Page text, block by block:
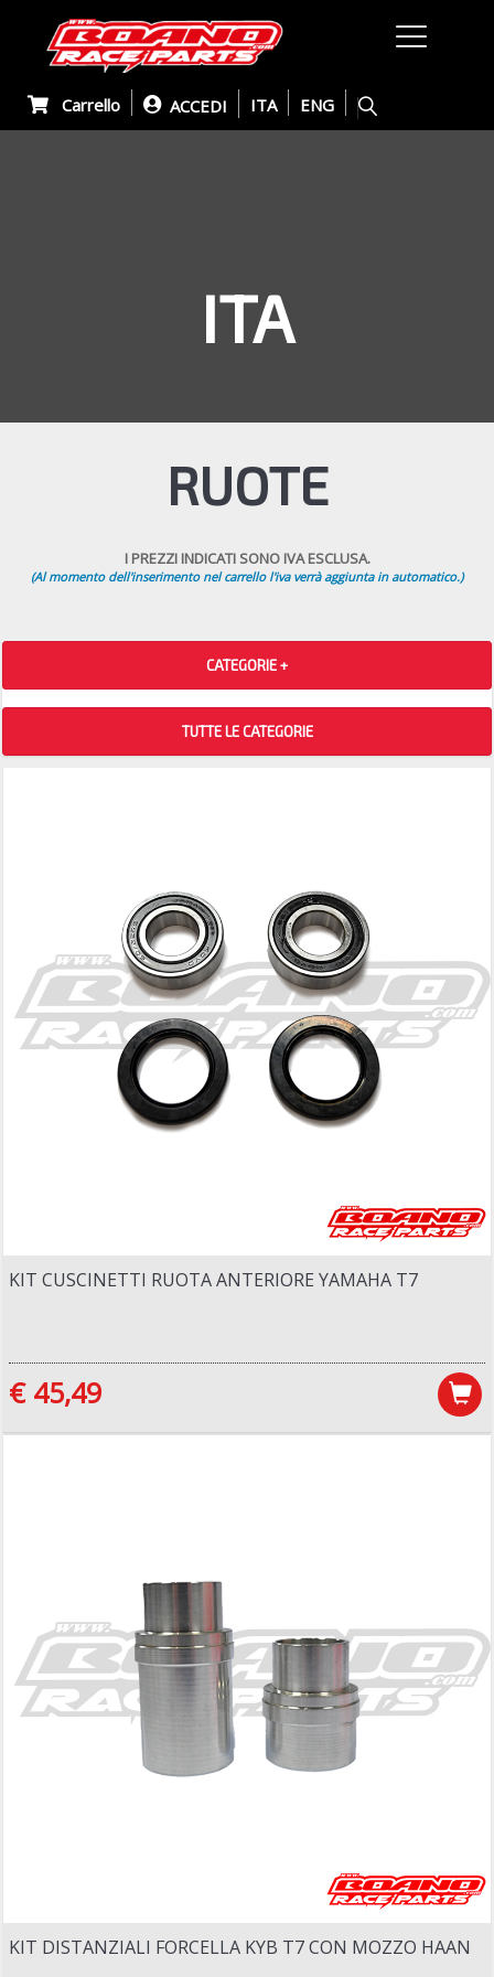
Carrello ACCEDI ITA ENG
ITA
RUOTE
I PREZZI INDICATI SONO IVA ESCLUSA.
(Al momento dell'inserimento nel carrello l'iva verrà aggiunta in automatico.)
CATEGORIE +
TUTTE LE CATEGORIE
KIT CUSCINETTI RUOTA ANTERIORE YAMAHA T7
€ 45,49
KIT DISTANZIALI FORCELLA KYB T7 CON MOZZO HAAN